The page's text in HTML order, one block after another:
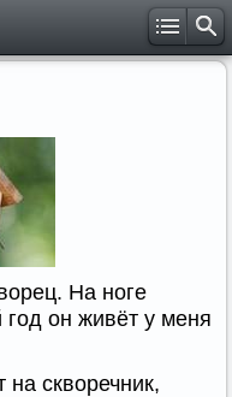
На ноге
он живёт у меня
скворечник,